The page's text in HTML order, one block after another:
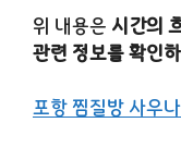
위 내용은 시간의
관련 정보를 확인
포항 찜질방 사우